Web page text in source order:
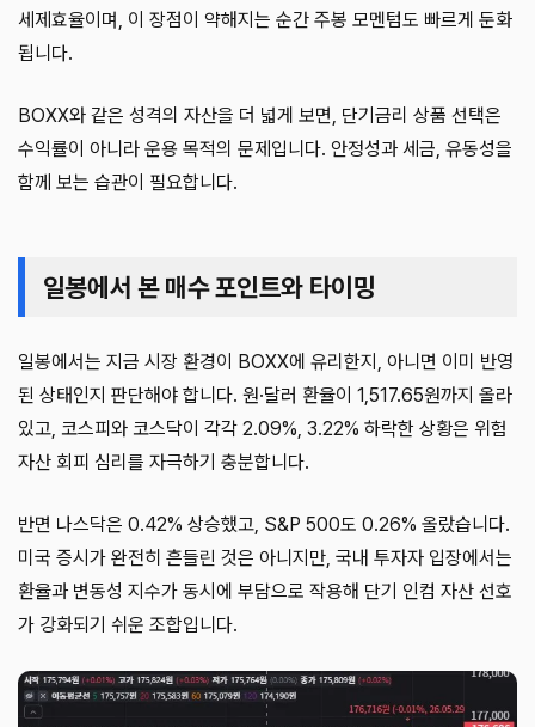
세제효율이며, 이 장점이 약해지는 순간 주봉 모멘텀도 빠르게 둔화
됩니다.
BOXX와 같은 성격의 자산을 더 넓게 보면, 단기금리 상품 선택은
수익률이 아니라 운용 목적의 문제입니다. 안정성과 세금, 유동성을
함께 보는 습관이 필요합니다.
일봉에서 본 매수 포인트와 타이밍
일봉에서는 지금 시장 환경이 BOXX에 유리한지, 아니면 이미 반영
된 상태인지 판단해야 합니다. 원·달러 환율이 1,517.65원까지 올라
있고, 코스피와 코스닥이 각각 2.09%, 3.22% 하락한 상황은 위험
자산 회피 심리를 자극하기 충분합니다.
반면 나스닥은 0.42% 상승했고, S&P 500도 0.26% 올랐습니다.
미국 증시가 완전히 흔들린 것은 아니지만, 국내 투자자 입장에서는
환율과 변동성 지수가 동시에 부담으로 작용해 단기 인컴 자산 선호
가 강화되기 쉬운 조합입니다.